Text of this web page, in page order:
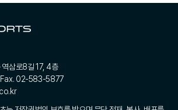
삼로8길 17, 4층
02-583-5877